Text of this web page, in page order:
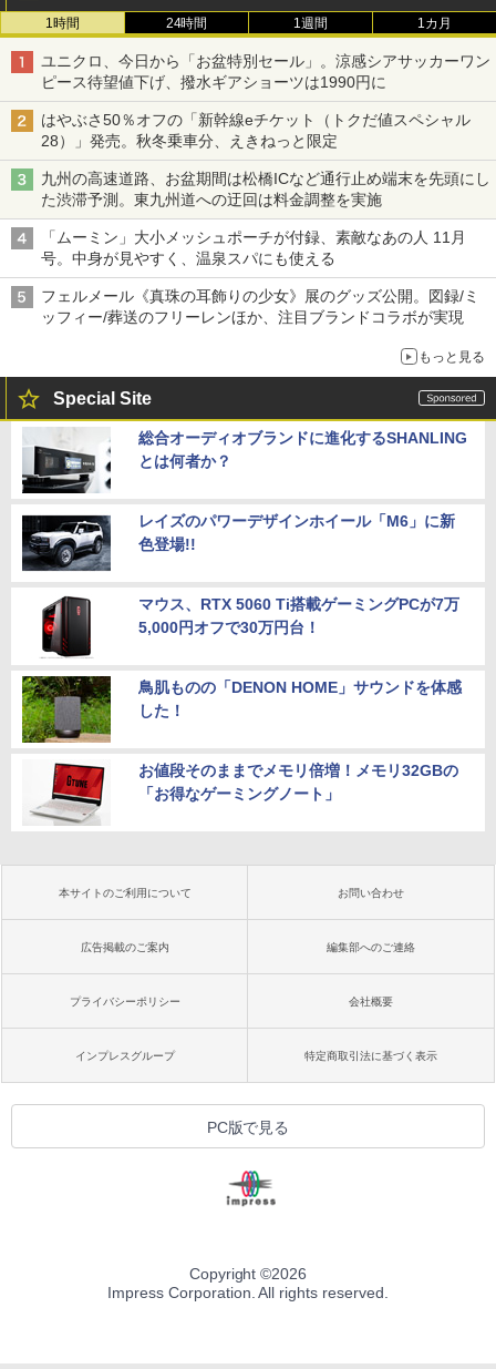
1時間 24時間 1週間 1カ月
ユニクロ、今日から「お盆特別セール」。涼感シアサッカーワン
ピース待望値下げ、撥水ギアショーツは1990円に
はやぶさ50％オフの「新幹線eチケット（トクだ値スペシャル
28）」発売。秋冬乗車分、えきねっと限定
九州の高速道路、お盆期間は松橋ICなど通行止め端末を先頭にし
た渋滞予測。東九州道への迂回は料金調整を実施
「ムーミン」大小メッシュポーチが付録、素敵なあの人 11月
号。中身が見やすく、温泉スパにも使える
フェルメール《真珠の耳飾りの少女》展のグッズ公開。図録/ミ
ッフィー/葬送のフリーレンほか、注目ブランドコラボが実現
もっと見る
Special Site
総合オーディオブランドに進化するSHANLING
とは何者か？
レイズのパワーデザインホイール「M6」に新
色登場!!
マウス、RTX 5060 Ti搭載ゲーミングPCが7万
5,000円オフで30万円台！
鳥肌ものの「DENON HOME」サウンドを体感
した！
お値段そのままでメモリ倍増！メモリ32GBの
「お得なゲーミングノート」
本サイトのご利用について お問い合わせ
広告掲載のご案内 編集部へのご連絡
プライバシーポリシー 会社概要
インプレスグループ 特定商取引法に基づく表示
PC版で見る
Copyright ©2026
Impress Corporation. All rights reserved.